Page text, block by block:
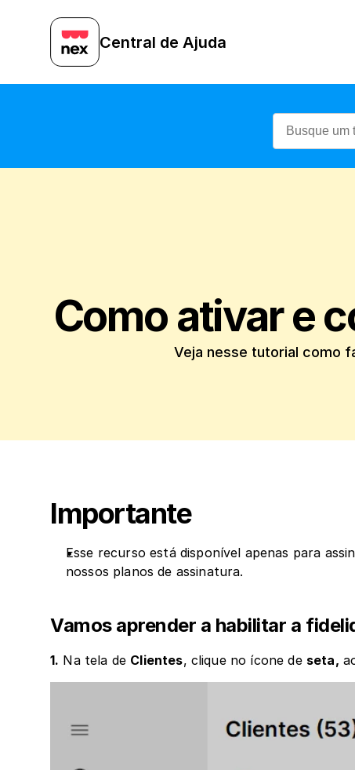
Central de Ajuda
Como ativar e
Veja nesse tutorial como
Importante
Esse recurso está disponível apenas para
nossos planos de assinatura.
Vamos aprender a habilitar a
1. Na tela de Clientes, clique no ícone de seta,